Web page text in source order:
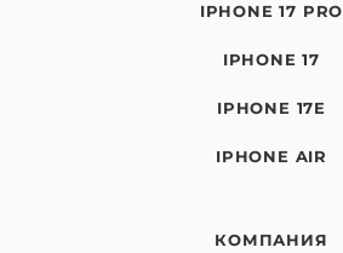
IPHONE 17 PRO
IPHONE 17
IPHONE 17E
IPHONE AIR
КОМПАНИЯ